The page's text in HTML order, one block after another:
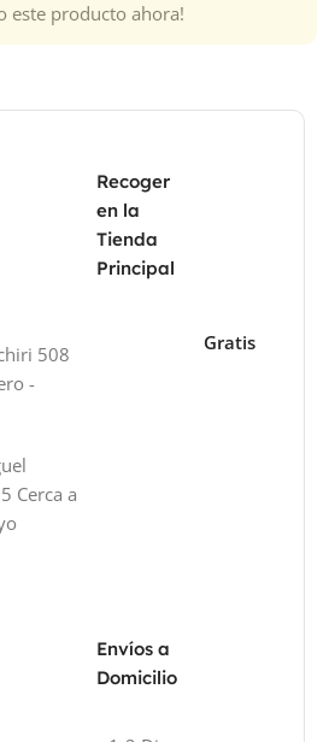
este producto ahora!
Recoger
en la
Tienda
Principal
508
-
Cerca a
Gratis
Envíos a
Domicilio